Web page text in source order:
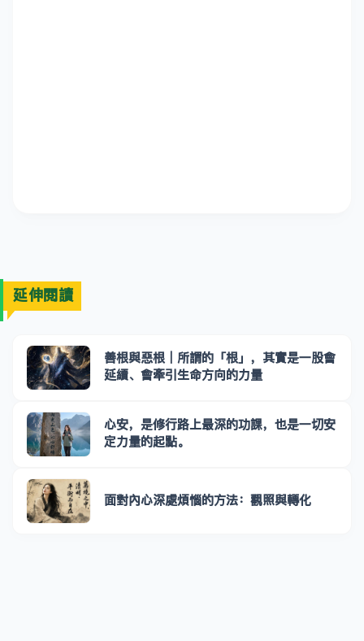
延伸閱讀
善根與惡根｜所謂的「根」，其實是一股會
延續、會牽引生命方向的力量
心安，是修行路上最深的功課，也是一切安
定力量的起點。
面對內心深處煩惱的方法：觀照與轉化